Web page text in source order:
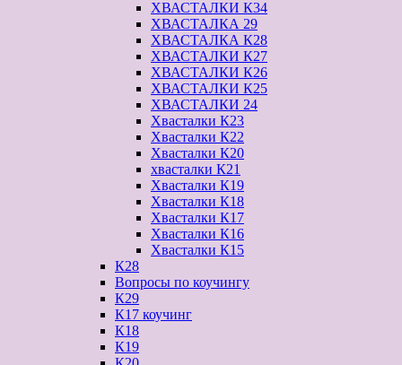
ХВАСТАЛКИ К34
ХВАСТАЛКА 29
ХВАСТАЛКА К28
ХВАСТАЛКИ К27
ХВАСТАЛКИ К26
ХВАСТАЛКИ К25
ХВАСТАЛКИ 24
Хвасталки К23
Хвасталки К22
Хвасталки К20
хвасталки К21
Хвасталки К19
Хвасталки К18
Хвасталки К17
Хвасталки К16
Хвасталки К15
К28
Вопросы по коучингу
К29
К17 коучинг
К18
К19